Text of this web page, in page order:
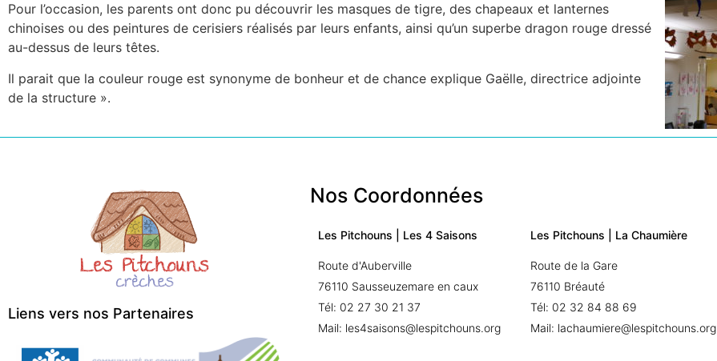
Pour l’occasion, les parents ont donc pu découvrir les masques de tigre, des chapeaux et lanternes
chinoises ou des peintures de cerisiers réalisés par leurs enfants, ainsi qu’un superbe dragon rouge dressé
au-dessus de leurs têtes.
Il parait que la couleur rouge est synonyme de bonheur et de chance explique Gaëlle, directrice adjointe
de la structure ».
Liens vers nos Partenaires
Nos Coordonnées
Les Pitchouns | Les 4 Saisons
Route d'Auberville
76110 Sausseuzemare en caux
Tél: 02 27 30 21 37
Mail: les4saisons@lespitchouns.org
Les Pitchouns | La Chaumière
Route de la Gare
76110 Bréauté
Tél: 02 32 84 88 69
Mail: lachaumiere@lespitchouns.org